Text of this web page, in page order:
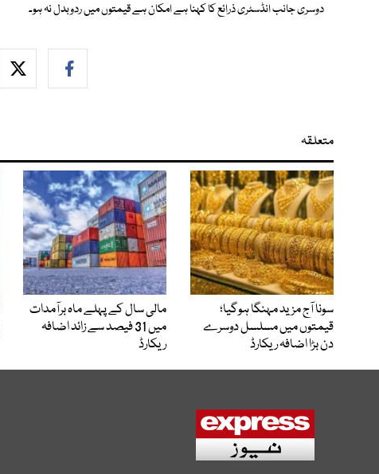
دوسری جانب انڈسٹری ذرائع کا کہنا ہے امکان ہے قیمتوں میں ردوبدل نہ ہو۔
متعلقہ
سونا آج مزید مہنگا ہوگیا؛
قیمتوں میں مسلسل دوسرے
دن بڑا اضافہ ریکارڈ
مالی سال کے پہلے ماہ برآمدات
میں 31 فیصد سے زائد اضافہ
ریکارڈ